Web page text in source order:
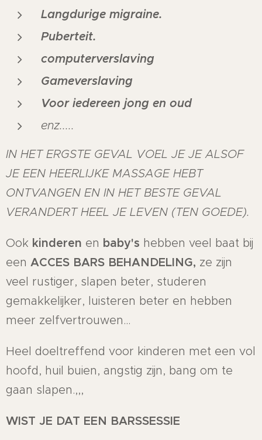
Langdurige migraine.
Puberteit.
computerverslaving
Gameverslaving
Voor iedereen jong en oud
enz.....
IN HET ERGSTE GEVAL VOEL JE JE ALSOF
JE EEN HEERLIJKE MASSAGE HEBT
ONTVANGEN EN IN HET BESTE GEVAL
VERANDERT HEEL JE LEVEN (TEN GOEDE).
Ook kinderen en baby's hebben veel baat bij
een ACCES BARS BEHANDELING, ze zijn
veel rustiger, slapen beter, studeren
gemakkelijker, luisteren beter en hebben
meer zelfvertrouwen...
Heel doeltreffend voor kinderen met een vol
hoofd, huil buien, angstig zijn, bang om te
gaan slapen.,,,
WIST JE DAT EEN BARSSESSIE